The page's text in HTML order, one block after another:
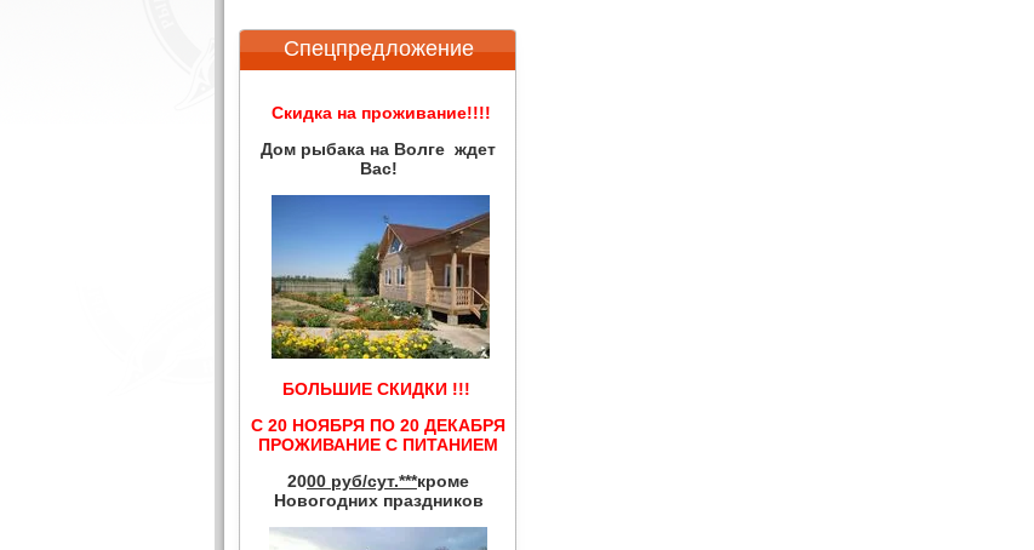
Спецпредложение
Скидка на проживание!!!!
Дом рыбака на Волге ждет
Вас!
БОЛЬШИЕ СКИДКИ !!!
С 20 НОЯБРЯ ПО 20 ДЕКАБРЯ
ПРОЖИВАНИЕ С ПИТАНИЕМ
2000 руб/сут.***кроме
Новогодних праздников